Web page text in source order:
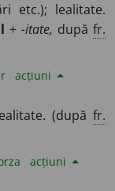
etc.); lealitate.
+-itate, dupăfr.
acțiuni
(dupăfr.
acțiuni